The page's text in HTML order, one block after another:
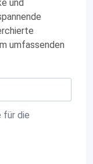
und
umfassenden
für die